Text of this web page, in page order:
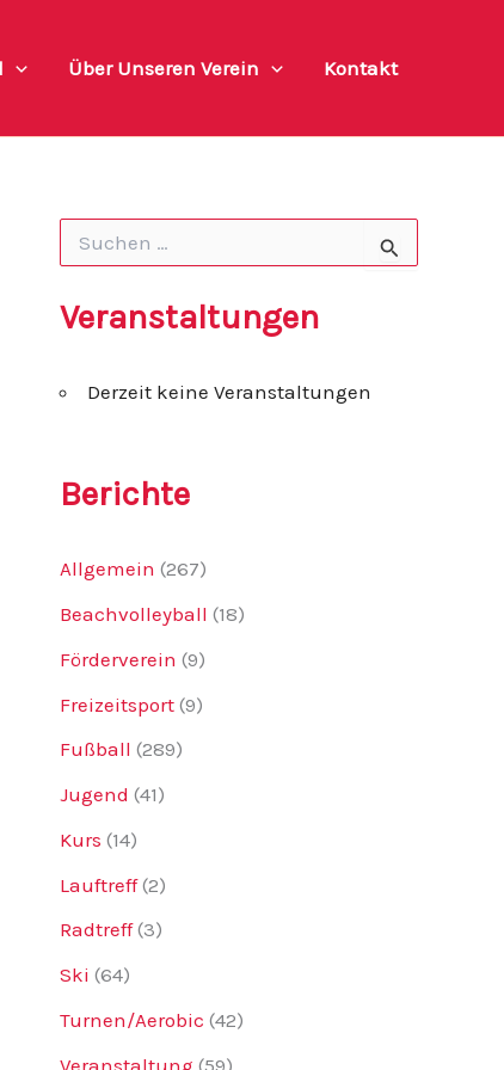
Über Unseren Verein Kontakt
h
e
a
Veranstaltungen
Derzeit keine Veranstaltungen
Berichte
Allgemein (267)
Beachvolleyball (18)
Förderverein (9)
Freizeitsport (9)
Fußball (289)
Jugend (41)
Kurs (14)
Lauftreff(2)
Radtreff(3)
Ski (64)
Turnen/Aerobic (42)
Veranstaltung (59)